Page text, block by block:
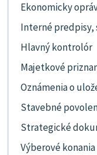
Ekonomicky
Interné predpisy,
Hlavný kontrolór
Majetkové
Oznámenia o
Stavebné
Strategické
Výberové konania